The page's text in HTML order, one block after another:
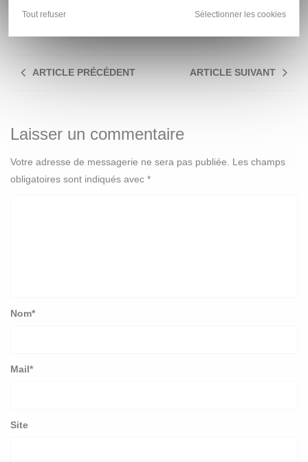
ARTICLE PRÉCÉDENT ARTICLE SUIVANT
Laisser un commentaire
Votre adresse de messagerie ne sera pas publiée.
Les champs
obligatoires sont indiqués avec *
Nom*
Mail*
Site
Tout refuser Sélectionner les cookies